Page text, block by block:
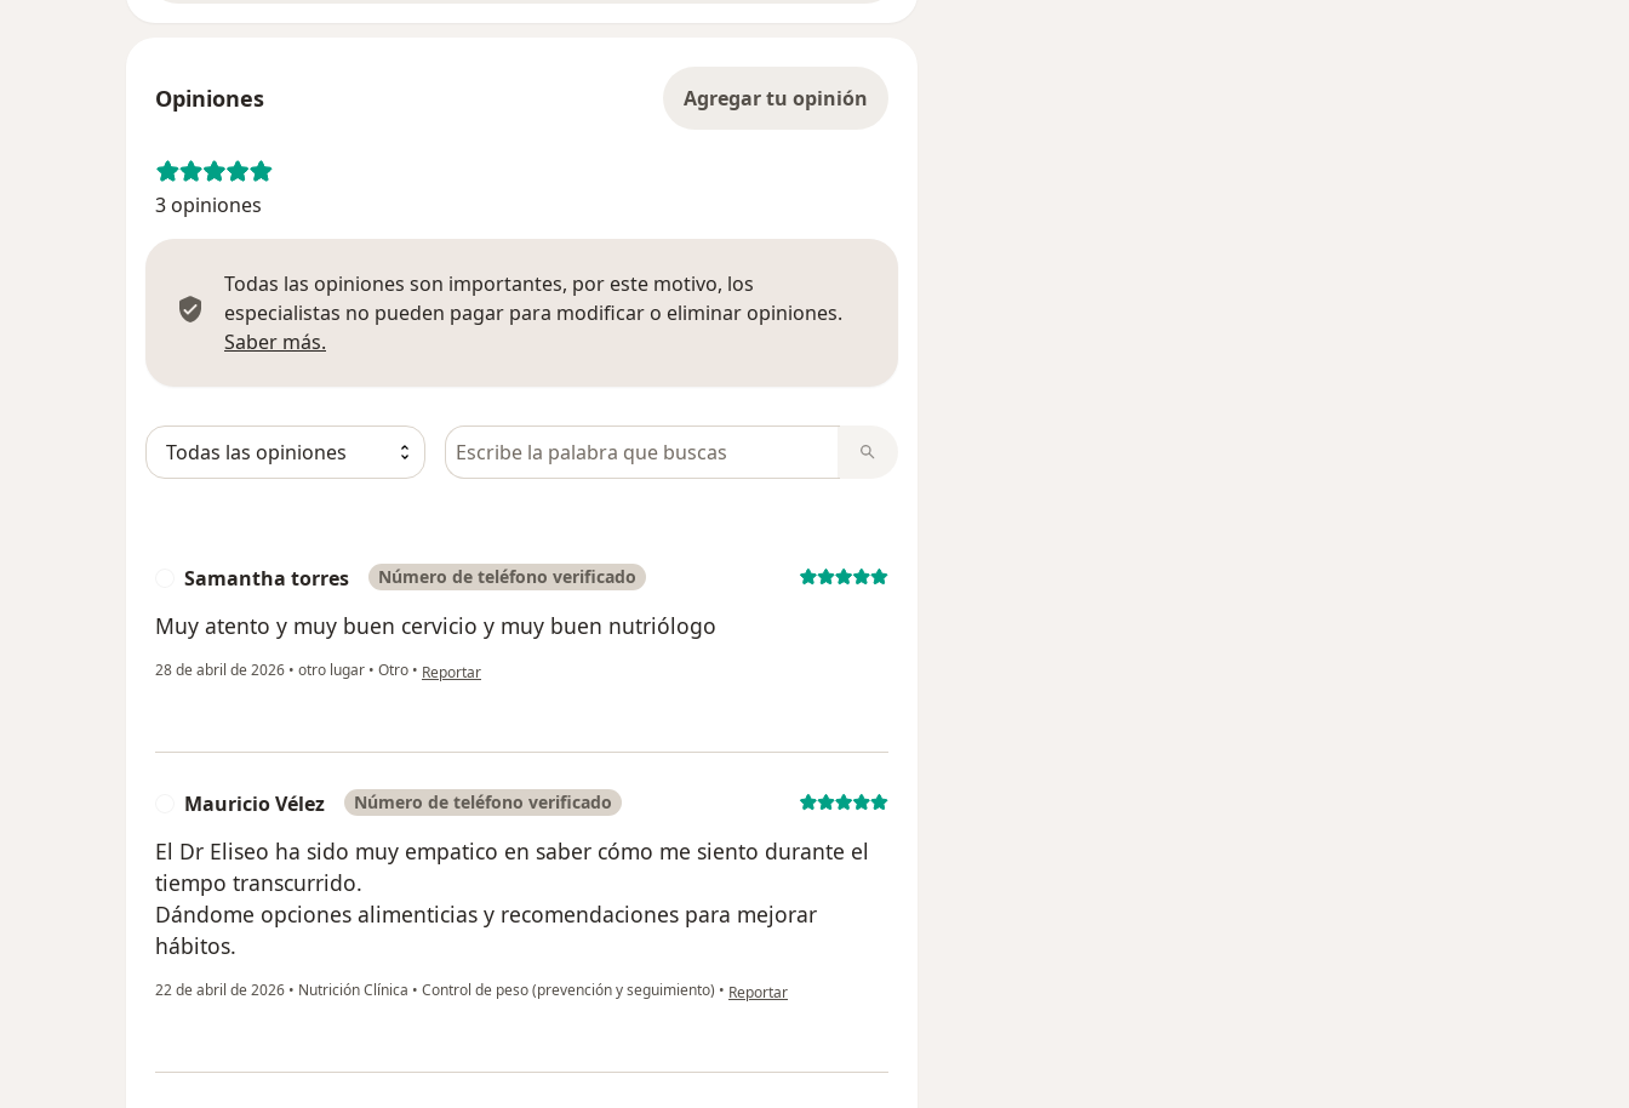
Opiniones Agregar tu opinión
3 opiniones
Todas las opiniones son importantes, por este motivo, los
especialistas no pueden pagar para modificar o eliminar opiniones.
Saber más.
Busca en opiniones
Samantha torres Número de teléfono verificado
Muy atento y muy buen cervicio y muy buen nutriólogo
28 de abril de 2026 • otro lugar • Otro • en opinión del usuario Samantha torres
Reportar
Mauricio Vélez Número de teléfono verificado
El Dr Eliseo ha sido muy empatico en saber cómo me siento durante el
tiempo transcurrido.
Dándome opciones alimenticias y recomendaciones para mejorar
hábitos.
22 de abril de 2026 • Nutrición Clínica • Control de peso (prevención y seguimiento) • en opinión del usuario Mauricio Vélez
Reportar